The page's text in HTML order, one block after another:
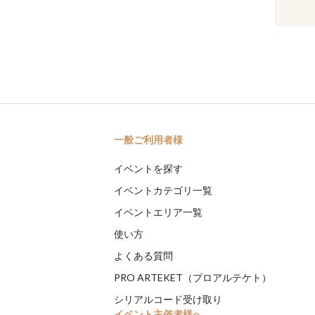
一般ご利用者様
イベントを探す
イベントカテゴリ一覧
イベントエリア一覧
使い方
よくある質問
PRO ARTEKET（プロアルテケト）
シリアルコード受け取り